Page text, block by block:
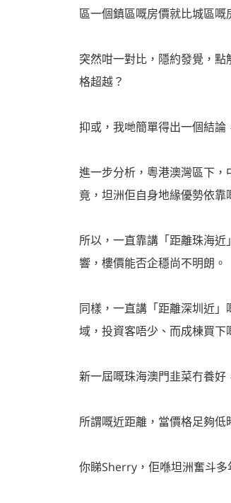
區一個鎮區嘅房價就比城區嘅
突然咁一對比，隱約發覺，
格超越？
抑或，我哋簡單得出一個結論
進一步分析，粵港澳灣區下
竟，坦洲佢自身地緣優勢依
所以，一直靠講「距離珠海
響，樓價能否企穩尚不明朗。
同樣，一直講「距離深圳近
域，投資客唔少、而成棟買下
新一屆嘅珠海澳門韭菜冇養好
所謂嘅近距離，當價格足夠
你睇Sherry，佢喺坦洲奮斗